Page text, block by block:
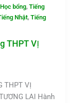
Học bổng, Tiếng
Nhật, Tiếng
THPT VỊ
THPT VỊ
LAI Hành